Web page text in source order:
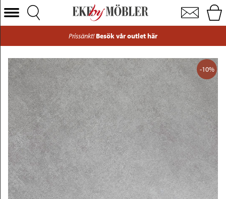
Laminat bordsskiva grå Ø70 cm
Välj Kategori
Fåtöljer
Bord
Stolar
Sängar
Förvaring
Inredning
Mattor
Belysning
Prissänkt!Besök vår outlet här
-10%